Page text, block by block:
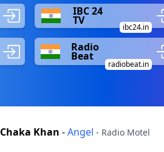
IBC 24
TV
ibc24.in
Radio
Beat
radiobeat.in
Chaka Khan -Angel - Radio Motel